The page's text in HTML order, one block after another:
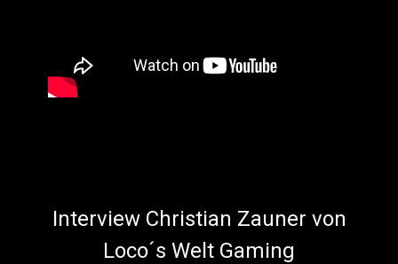
Interview Christian Zauner von
Loco´s Welt Gaming